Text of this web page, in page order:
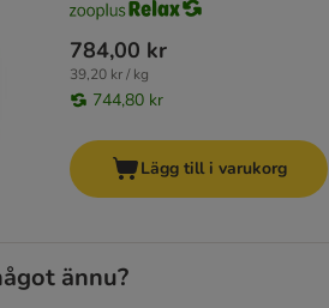
784,00 kr
39,20 kr / kg
744,80 kr
Lägg till i varukorg
ännu?